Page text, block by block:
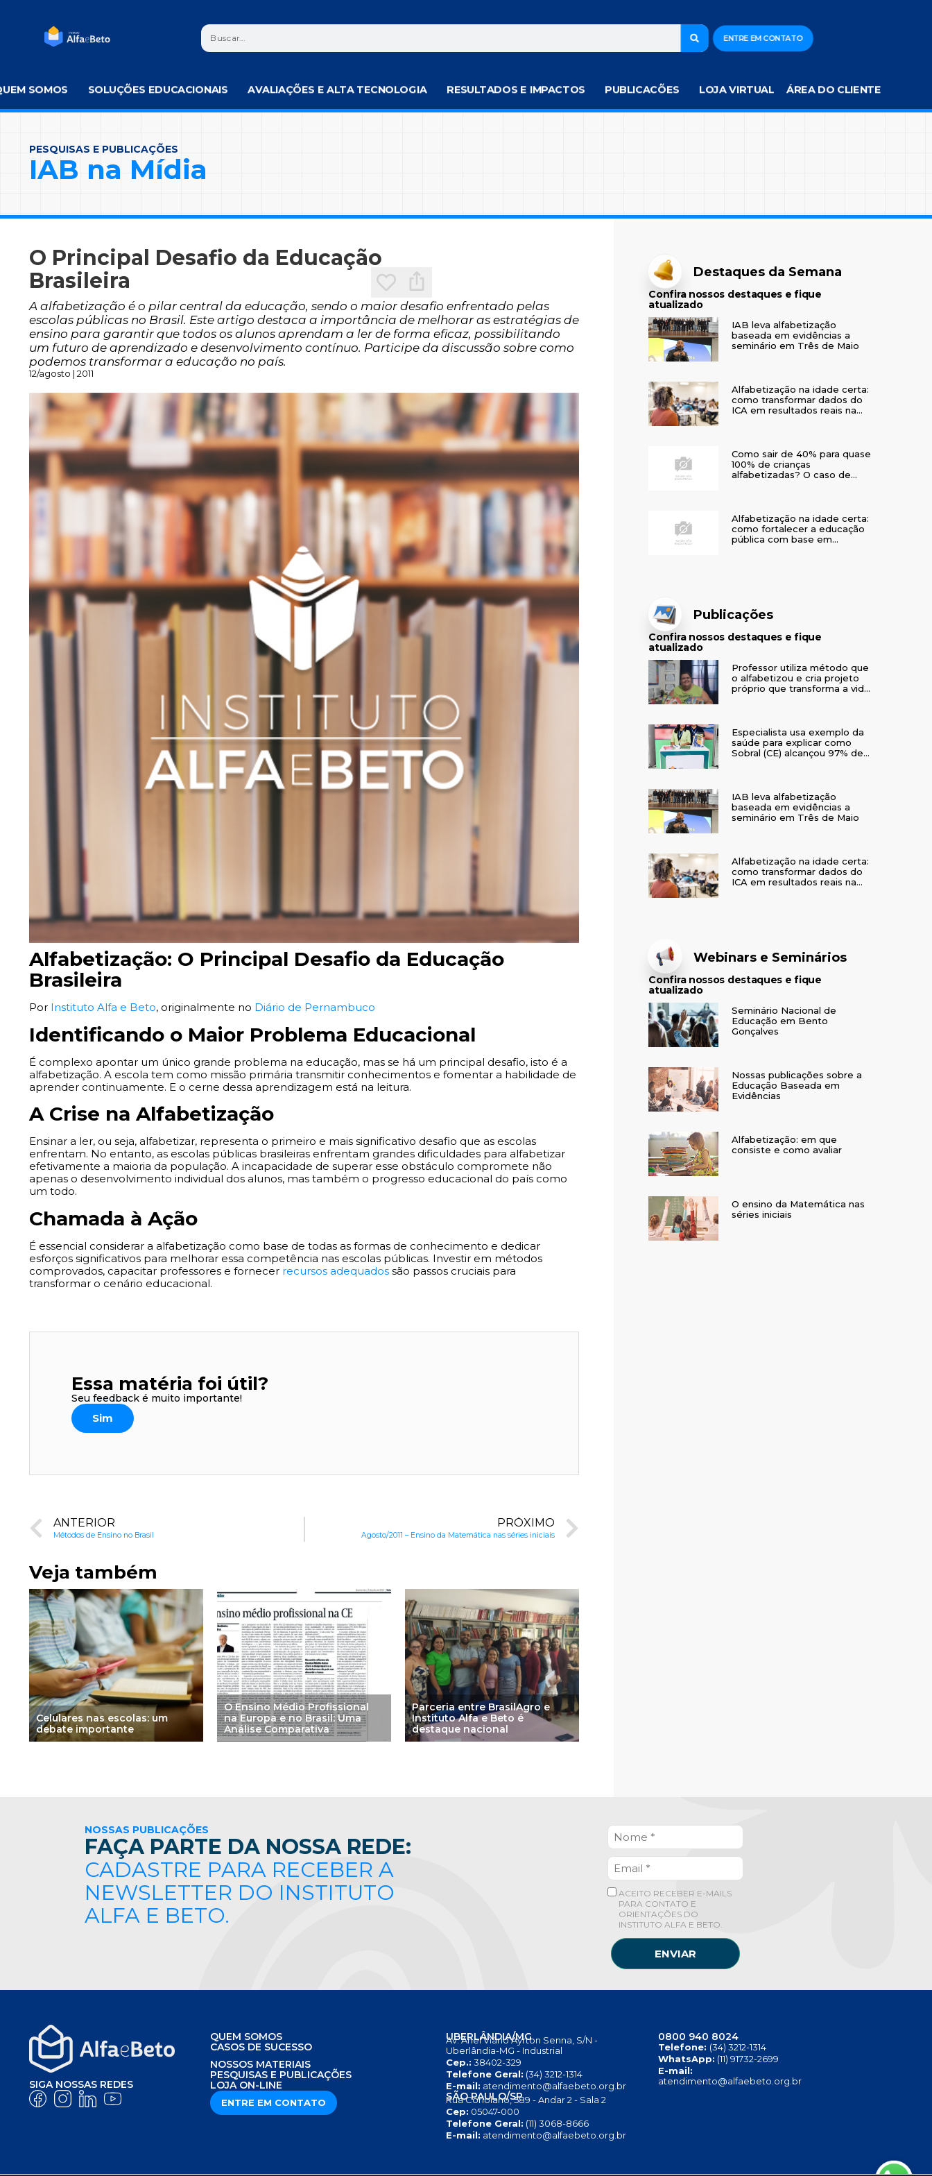
ENTRE EM CONTATO
SOMOS SOLUÇÕES EDUCACIONAIS AVALIAÇÕES E ALTA TECNOLOGIA RESULTADOS E IMPACTOS PUBLICACÕES LOJA VIRTUAL ÁREA DO CLIENTE
PESQUISAS E PUBLICAÇÕES
IAB na Mídia
O Principal Desafio da Educação
Brasileira
A alfabetização é o pilar central da educação, sendo o maior desafio enfrentado pelas
escolas públicas no Brasil. Este artigo destaca a importância de melhorar as estratégias de
ensino para garantir que todos os alunos aprendam a ler de forma eficaz, possibilitando
um futuro de aprendizado e desenvolvimento contínuo. Participe da discussão sobre como
podemos transformar a educação no país.
12/agosto | 2011
Alfabetização: O Principal Desafio da Educação
Brasileira
Por Instituto Alfa e Beto, originalmente no Diário de Pernambuco
Identificando o Maior Problema Educacional
É complexo apontar um único grande problema na educação, mas se há um principal desafio, isto é a
alfabetização. A escola tem como missão primária transmitir conhecimentos e fomentar a habilidade de
aprender continuamente. E o cerne dessa aprendizagem está na leitura.
A Crise na Alfabetização
Ensinar a ler, ou seja, alfabetizar, representa o primeiro e mais significativo desafio que as escolas
enfrentam. No entanto, as escolas públicas brasileiras enfrentam grandes dificuldades para alfabetizar
efetivamente a maioria da população. A incapacidade de superar esse obstáculo compromete não
apenas o desenvolvimento individual dos alunos, mas também o progresso educacional do país como
um todo.
Chamada à Ação
É essencial considerar a alfabetização como base de todas as formas de conhecimento e dedicar
esforços significativos para melhorar essa competência nas escolas públicas. Investir em métodos
comprovados, capacitar professores e fornecer recursos adequados são passos cruciais para
transformar o cenário educacional.
Essa matéria foi útil?
Seu feedback é muito importante!
Sim
ANTERIOR
Métodos de Ensino no Brasil
PRÓXIMO
Agosto/2011 – Ensino da Matemática nas séries iniciais
Veja também
Celulares nas escolas: um
debate importante
O Ensino Médio Profissional
na Europa e no Brasil: Uma
Análise Comparativa
Parceria entre BrasilAgro e
Instituto Alfa e Beto é
destaque nacional
Destaques da Semana
Confira nossos destaques e fique
atualizado
IAB leva alfabetização
baseada em evidências a
seminário em Três de Maio
Alfabetização na idade certa:
como transformar dados do
ICA em resultados reais na
Como sair de 40% para quase
100% de crianças
alfabetizadas? O caso de
Alfabetização na idade certa:
como fortalecer a educação
pública com base em
Publicações
Confira nossos destaques e fique
atualizado
Professor utiliza método que
o alfabetizou e cria projeto
próprio que transforma a vida
Especialista usa exemplo da
saúde para explicar como
Sobral (CE) alcançou 97% de
IAB leva alfabetização
baseada em evidências a
seminário em Três de Maio
Alfabetização na idade certa:
como transformar dados do
ICA em resultados reais na
Webinars e Seminários
Confira nossos destaques e fique
atualizado
Seminário Nacional de
Educação em Bento
Gonçalves
Nossas publicações sobre a
Educação Baseada em
Evidências
Alfabetização: em que
consiste e como avaliar
O ensino da Matemática nas
séries iniciais
NOSSAS PUBLICAÇÕES
FAÇA PARTE DA NOSSA REDE:
CADASTRE PARA RECEBER A
NEWSLETTER DO INSTITUTO
ALFA E BETO.
ACEITO RECEBER E-MAILS
PARA CONTATO E
ORIENTAÇÕES DO
INSTITUTO ALFA E BETO.
ENVIAR
SIGA NOSSAS REDES
QUEM SOMOS
CASOS DE SUCESSO
NOSSOS MATERIAIS
PESQUISAS E PUBLICAÇÕES
LOJA ON-LINE
ENTRE EM CONTATO
UBERLÂNDIA/MG
Av. Anel Viário Ayrton Senna, S/N -
Uberlândia-MG - Industrial
Cep.: 38402-329
Telefone Geral: (34) 3212-1314
E-mail: atendimento@alfaebeto.org.br
SÃO PAULO/SP
Rua Coriolano, 589 - Andar 2 - Sala 2
Cep: 05047-000
Telefone Geral: (11) 3068-8666
E-mail: atendimento@alfaebeto.org.br
0800 940 8024
Telefone: (34) 3212-1314
WhatsApp: (11) 91732-2699
E-mail:
atendimento@alfaebeto.org.br